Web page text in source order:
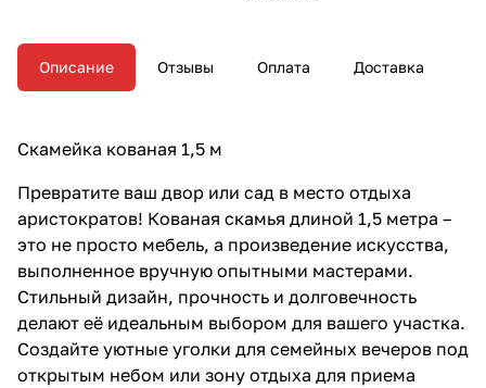
Описание Отзывы Оплата Доставка
Скамейка кованая 1,5 м
Превратите ваш двор или сад в место отдыха
аристократов! Кованая скамья длиной 1,5 метра –
это не просто мебель, а произведение искусства,
выполненное вручную опытными мастерами.
Стильный дизайн, прочность и долговечность
делают её идеальным выбором для вашего участка.
Создайте уютные уголки для семейных вечеров под
открытым небом или зону отдыха для приема